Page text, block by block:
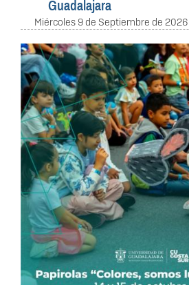
Miércoles 9 de Septiembre de 2026